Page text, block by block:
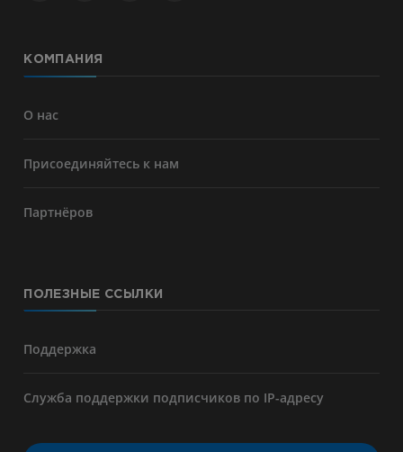
КОМПАНИЯ
О нас
Присоединяйтесь к нам
Партнёров
ПОЛЕЗНЫЕ ССЫЛКИ
Поддержка
Служба поддержки подписчиков по IP-адресу